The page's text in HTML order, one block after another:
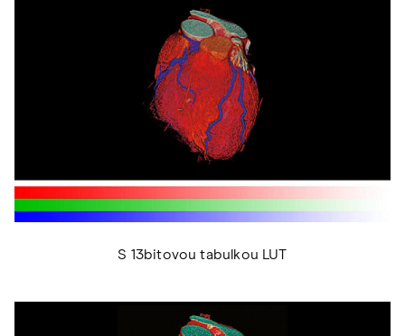
S 13bitovou tabulkou LUT